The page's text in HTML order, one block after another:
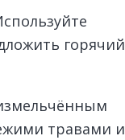
горячий
травами и